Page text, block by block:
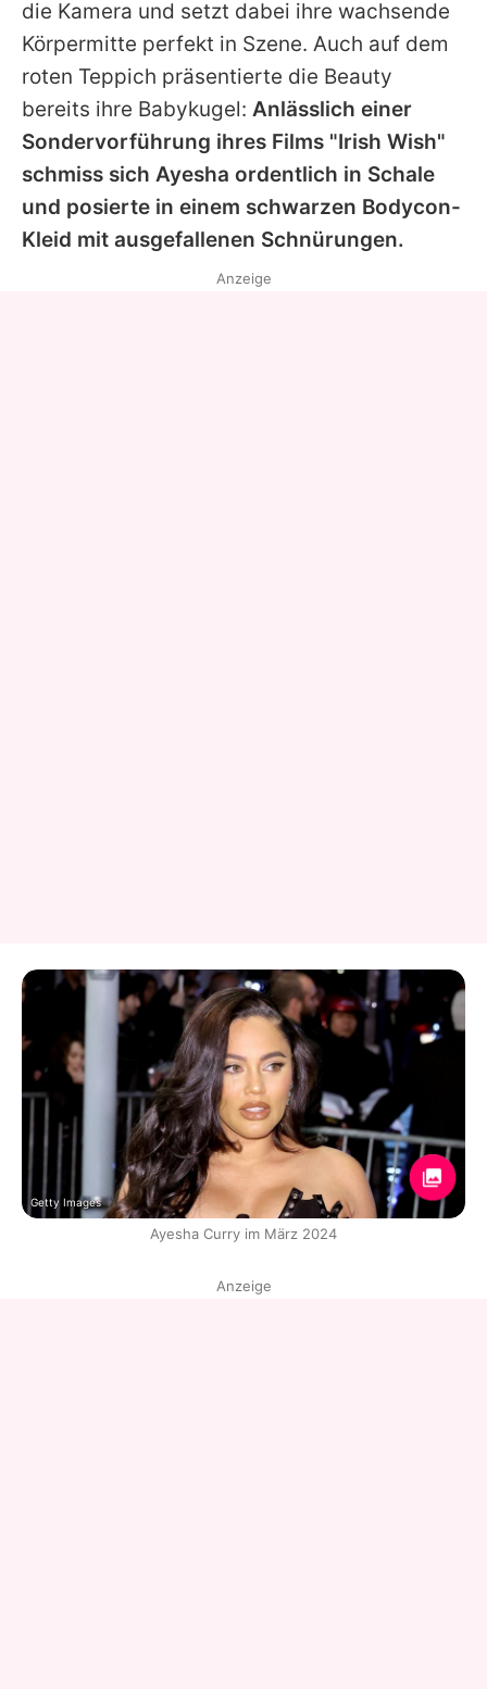
die Kamera und setzt dabei ihre wachsende
Körpermitte perfekt in Szene. Auch auf dem
roten Teppich präsentierte die Beauty
bereits ihre Babykugel: Anlässlich einer
Sondervorführung ihres Films "Irish Wish"
schmiss sich Ayesha ordentlich in Schale
und posierte in einem schwarzen Bodycon-
Kleid mit ausgefallenen Schnürungen.
Anzeige
Getty Images
Ayesha Curry im März 2024
Anzeige